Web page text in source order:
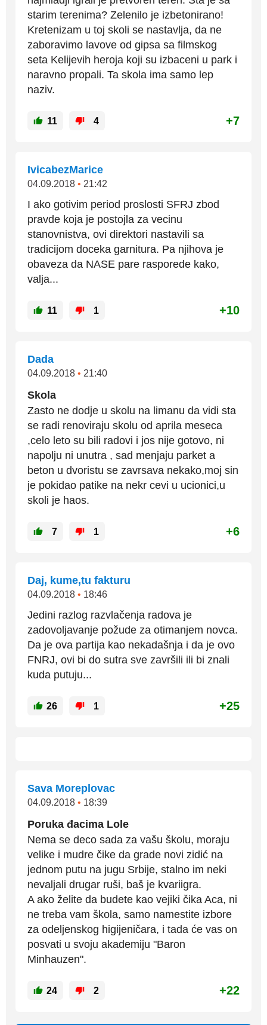
starim terenima? Zelenilo je izbetonirano!
Kretenizam u toj skoli se nastavlja, da ne
zaboravimo lavove od gipsa sa filmskog
seta Kelijevih heroja koji su izbaceni u park i
naravno propali. Ta skola ima samo lep
naziv.
11 4 +7
IvicabezMarice
04.09.2018 • 21:42
I ako gotivim period proslosti SFRJ zbod
pravde koja je postojla za vecinu
stanovnistva, ovi direktori nastavili sa
tradicijom doceka garnitura. Pa njihova je
obaveza da NASE pare rasporede kako,
valja...
11 1 +10
Dada
04.09.2018 • 21:40
Skola
Zasto ne dodje u skolu na limanu da vidi sta
se radi renoviraju skolu od aprila meseca
,celo leto su bili radovi i jos nije gotovo, ni
napolju ni unutra , sad menjaju parket a
beton u dvoristu se zavrsava nekako,moj sin
je pokidao patike na nekr cevi u ucionici,u
skoli je haos.
7 1 +6
Daj, kume,tu fakturu
04.09.2018 • 18:46
Jedini razlog razvlačenja radova je
zadovoljavanje požude za otimanjem novca.
Da je ova partija kao nekadašnja i da je ovo
FNRJ, ovi bi do sutra sve završili ili bi znali
kuda putuju...
26 1 +25
Sava Moreplovac
04.09.2018 • 18:39
Poruka đacima Lole
Nema se deco sada za vašu školu, moraju
velike i mudre čike da grade novi zidić na
jednom putu na jugu Srbije, stalno im neki
nevaljali drugar ruši, baš je kvariigra.
A ako želite da budete kao vejiki čika Aca, ni
ne treba vam škola, samo namestite izbore
za odeljenskog higijeničara, i tada će vas on
posvati u svoju akademiju "Baron
Minhauzen".
24 2 +22